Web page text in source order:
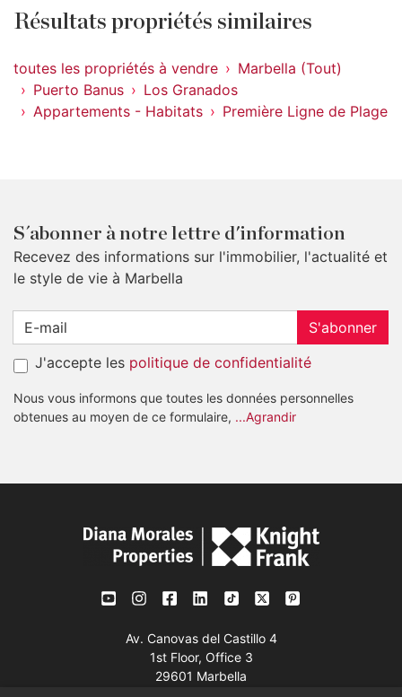
Résultats propriétés similaires
toutes les propriétés à vendre
Marbella (Tout)
Puerto Banus
Los Granados
Appartements - Habitats
Première Ligne de Plage
S´abonner à notre lettre d'information
Recevez des informations sur l'immobilier, l'actualité et
le style de vie à Marbella
S'abonner
J'accepte les politique de confidentialité
Nous vous informons que toutes les données personnelles
obtenues au moyen de ce formulaire, ...Agrandir
Av. Canovas del Castillo 4
1st Floor, Office 3
29601 Marbella